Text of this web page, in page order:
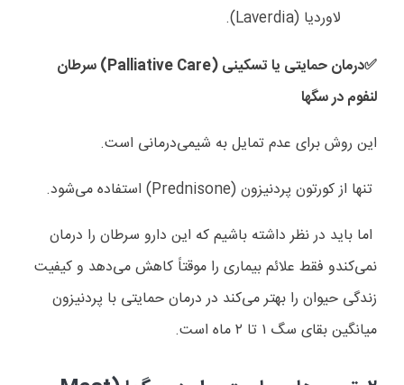
لاوردیا (Laverdia
).
✅️درمان حمایتی یا تسکینی (Palliative Care) سرطان
لنفوم در سگها
این روش برای عدم تمایل به شیمی‌درمانی است.
تنها از کورتون پردنیزون (Prednisone) استفاده می‌شود.
اما باید در نظر داشته باشیم که این دارو سرطان را درمان
نمی‌کندو فقط علائم بیماری را موقتاً کاهش می‌دهد و کیفیت
زندگی حیوان را بهتر می‌کند در درمان حمایتی با پردنیزون
میانگین بقای سگ ۱ تا ۲ ماه است.